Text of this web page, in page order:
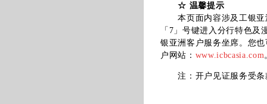
☆ 温馨提示
本页面内容涉及工银亚
「7」号键进入分行特色
银亚洲客户服务坐席。您
户网站： www.icbcasia.com
注：开户见证服务受条